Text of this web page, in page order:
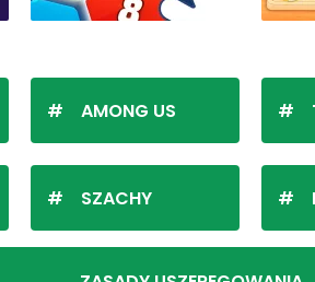
AMONG US
SZACHY